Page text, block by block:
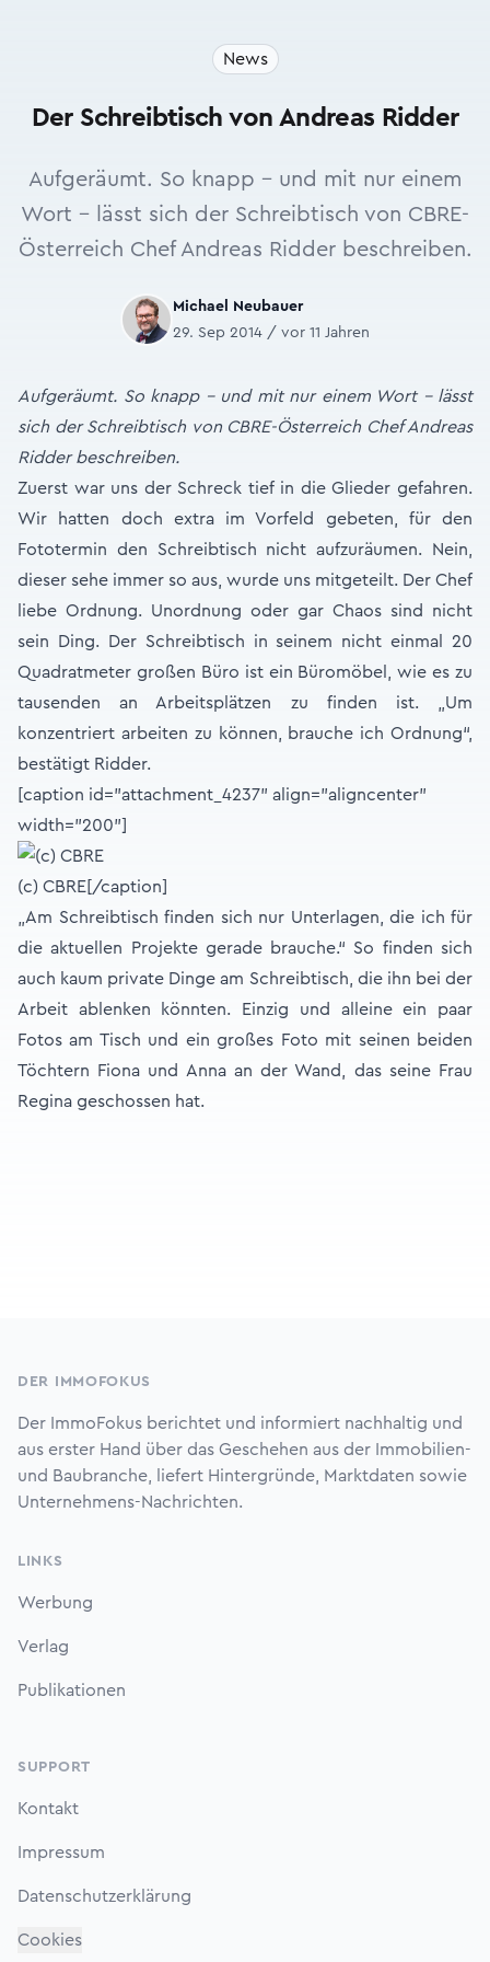
News
Der Schreibtisch von Andreas Ridder
Aufgeräumt. So knapp - und mit nur einem
Wort - lässt sich der Schreibtisch von CBRE-
Österreich Chef Andreas Ridder beschreiben.
Michael Neubauer
29. Sep 2014 / vor 11 Jahren
Aufgeräumt. So knapp – und mit nur einem Wort – lässt
sich der Schreibtisch von CBRE-Österreich Chef Andreas
Ridder beschreiben.
Zuerst war uns der Schreck tief in die Glieder gefahren.
Wir hatten doch extra im Vorfeld gebeten, für den
Fototermin den Schreibtisch nicht aufzuräumen. Nein,
dieser sehe immer so aus, wurde uns mitgeteilt. Der Chef
liebe Ordnung. Unordnung oder gar Chaos sind nicht
sein Ding. Der Schreibtisch in seinem nicht einmal 20
Quadratmeter großen Büro ist ein Büromöbel, wie es zu
tausenden an Arbeitsplätzen zu finden ist. „Um
konzentriert arbeiten zu können, brauche ich Ordnung“,
bestätigt Ridder.
[caption id="attachment_4237" align="aligncenter"
width="200"]
(c) CBRE[/caption]
„Am Schreibtisch finden sich nur Unterlagen, die ich für
die aktuellen Projekte gerade brauche.“ So finden sich
auch kaum private Dinge am Schreibtisch, die ihn bei der
Arbeit ablenken könnten. Einzig und alleine ein paar
Fotos am Tisch und ein großes Foto mit seinen beiden
Töchtern Fiona und Anna an der Wand, das seine Frau
Regina geschossen hat.
DER IMMOFOKUS
Der ImmoFokus berichtet und informiert nachhaltig und
aus erster Hand über das Geschehen aus der Immobilien-
und Baubranche, liefert Hintergründe, Marktdaten sowie
Unternehmens-Nachrichten.
LINKS
Werbung
Verlag
Publikationen
SUPPORT
Kontakt
Impressum
Datenschutzerklärung
Cookies